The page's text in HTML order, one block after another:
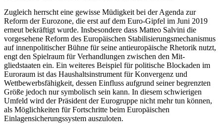
Zugleich herrscht eine gewisse Müdigkeit bei der Agenda zur
Reform der Eurozone, die erst auf dem Euro-Gipfel im Juni 2019
erneut bekräftigt wurde. Insbesondere dass Matteo Salvini die
vorgesehene Reform des Europäischen Stabilisierungsmechanismus
auf innenpolitischer Bühne für seine anti­europäische Rhetorik nutzt,
engt den Spiel­raum für Verhandlungen zwischen den Mit­
gliedstaaten ein. Ein weiteres Beispiel für politische Blockaden im
Euroraum ist das Haushaltsinstrument für Konvergenz und
Wettbewerbsfähigkeit, dessen Einfluss auf­grund seiner begrenzten
Größe jedoch nur symbolisch sein kann. In diesem schwie­rigen
Umfeld wird der Präsident der Euro­gruppe nicht mehr tun können,
als Mög­lich­keiten für Fortschritte beim Europäischen
Einlagensicherungssystem auszuloten.